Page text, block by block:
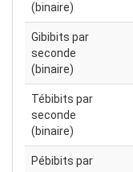
(binaire)
Gibibits par
seconde
(binaire)
Tébibits par
seconde
(binaire)
Pébibits par